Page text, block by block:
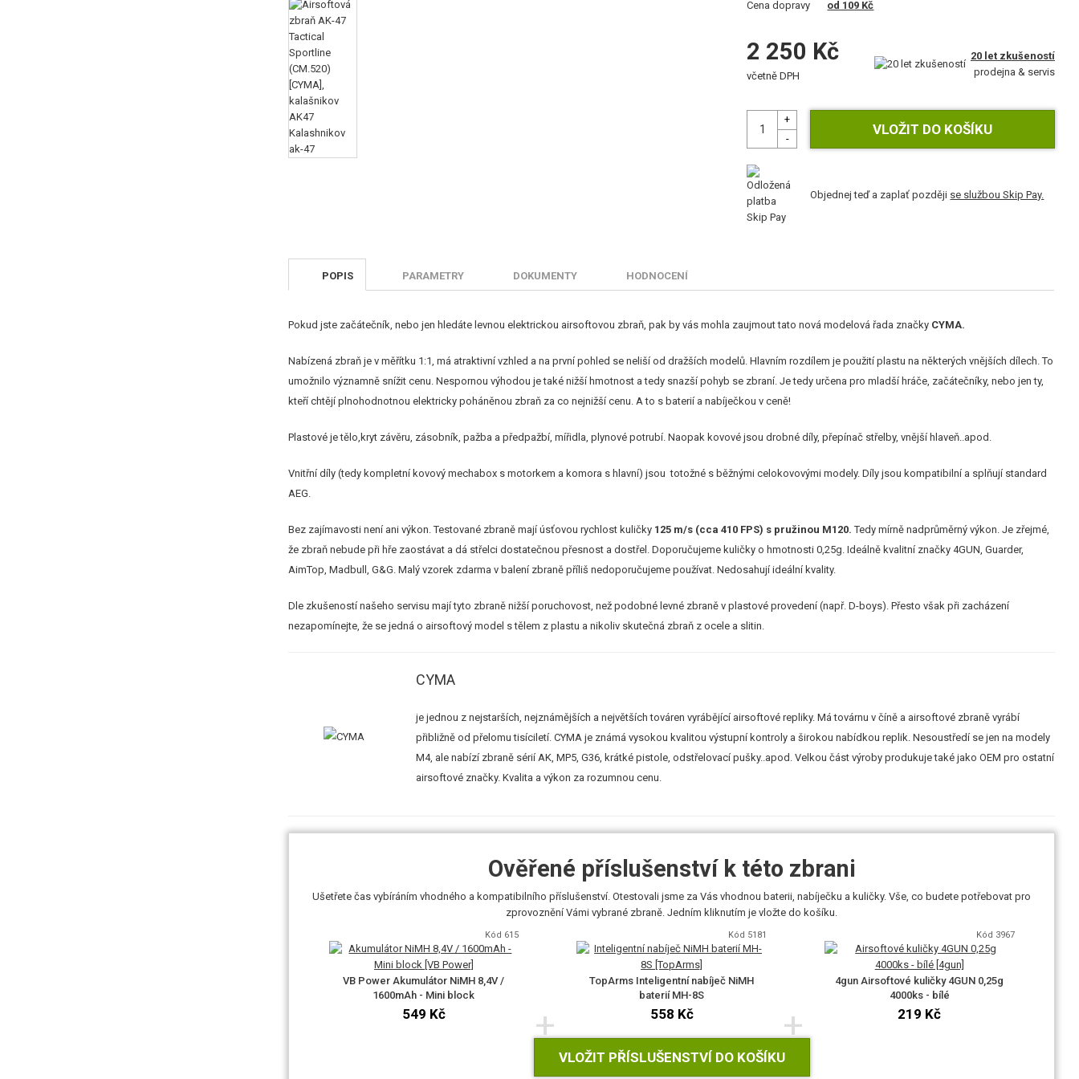
Cena dopravy
od 109 Kč
2 250 Kč
včetně DPH
20 let zkušeností
prodejna & servis
Objednej teď a zaplať později se službou Skip Pay.
POPIS PARAMETRY DOKUMENTY HODNOCENÍ
Pokud jste začátečník, nebo jen hledáte levnou elektrickou airsoftovou zbraň, pak by vás mohla zaujmout tato nová modelová řada značky CYMA.
Nabízená zbraň je v měřítku 1:1, má atraktivní vzhled a na první pohled se neliší od dražších modelů. Hlavním rozdílem je použití plastu na některých vnějších dílech. To
umožnilo významně snížit cenu. Nespornou výhodou je také nižší hmotnost a tedy snazší pohyb se zbraní. Je tedy určena pro mladší hráče, začátečníky, nebo jen ty,
kteří chtějí plnohodnotnou elektricky poháněnou zbraň za co nejnižší cenu. A to s baterií a nabíječkou v ceně!
Plastové je tělo,kryt závěru, zásobník, pažba a předpažbí, mířidla, plynové potrubí. Naopak kovové jsou drobné díly, přepínač střelby, vnější hlaveň..apod.
Vnitřní díly (tedy kompletní kovový mechabox s motorkem a komora s hlavní) jsou totožné s běžnými celokovovými modely. Díly jsou kompatibilní a splňují standard
AEG.
Bez zajímavosti není ani výkon. Testované zbraně mají úsťovou rychlost kuličky 125 m/s (cca 410 FPS) s pružinou M120.Tedy mírně nadprůměrný výkon. Je zřejmé,
že zbraň nebude při hře zaostávat a dá střelci dostatečnou přesnost a dostřel. Doporučujeme kuličky o hmotnosti 0,25g. Ideálně kvalitní značky 4GUN, Guarder,
AimTop, Madbull, G&G. Malý vzorek zdarma v balení zbraně příliš nedoporučujeme používat. Nedosahují ideální kvality.
Dle zkušeností našeho servisu mají tyto zbraně nižší poruchovost, než podobné levné zbraně v plastové provedení (např. D-boys). Přesto však při zacházení
nezapomínejte, že se jedná o airsoftový model s tělem z plastu a nikoliv skutečná zbraň z ocele a slitin.
CYMA
je jednou z nejstarších, nejznámějších a největších továren vyrábějící airsoftové repliky. Má továrnu v číně a airsoftové zbraně vyrábí
přibližně od přelomu tisíciletí. CYMA je známá vysokou kvalitou výstupní kontroly a širokou nabídkou replik. Nesoustředí se jen na modely
M4, ale nabízí zbraně sérií AK, MP5, G36, krátké pistole, odstřelovací pušky..apod. Velkou část výroby produkuje také jako OEM pro ostatní
airsoftové značky. Kvalita a výkon za rozumnou cenu.
Ověřené příslušenství k této zbrani
Ušetřete čas vybíráním vhodného a kompatibilního příslušenství. Otestovali jsme za Vás vhodnou baterii, nabíječku a kuličky. Vše, co budete potřebovat pro
zprovoznění Vámi vybrané zbraně. Jedním kliknutím je vložte do košíku.
Kód 615
VB Power Akumulátor NiMH 8,4V /
1600mAh - Mini block
549 Kč +
Kód 5181
TopArms Inteligentní nabíječ NiMH
baterií MH-8S
558 Kč +
Kód 3967
4gun Airsoftové kuličky 4GUN 0,25g
4000ks - bílé
219 Kč
VLOŽIT PŘÍSLUŠENSTVÍ DO KOŠÍKU